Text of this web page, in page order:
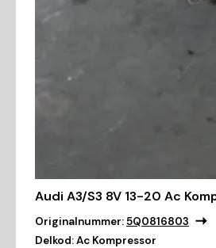
Audi A3/S3 8V 13-20 Ac
Originalnummer:5Q0816803
Delkod:Ac Kompressor